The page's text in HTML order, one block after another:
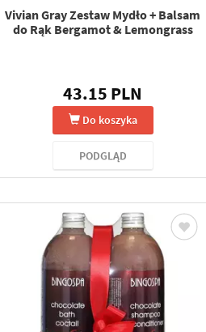
Vivian Gray Zestaw Mydło + Balsam
do Rąk Bergamot & Lemongrass
43.15 PLN
Do koszyka
PODGLĄD